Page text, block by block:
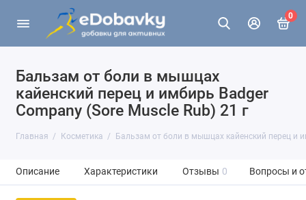
0
Бальзам от боли в мышцах
кайенский перец и имбирь Badger
Company (Sore Muscle Rub) 21 г
Главная Косметика Бальзам от боли в мышцах кайенский перец и
Описание Характеристики Отзывы 0 Вопросы и